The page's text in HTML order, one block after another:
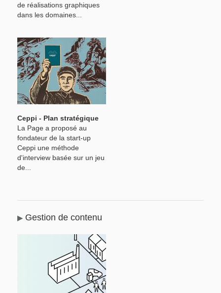
de réalisations graphiques
dans les domaines...
Ceppi - Plan stratégique
La Page a proposé au
fondateur de la start-up
Ceppi une méthode
d'interview basée sur un jeu
de...
Gestion de contenu